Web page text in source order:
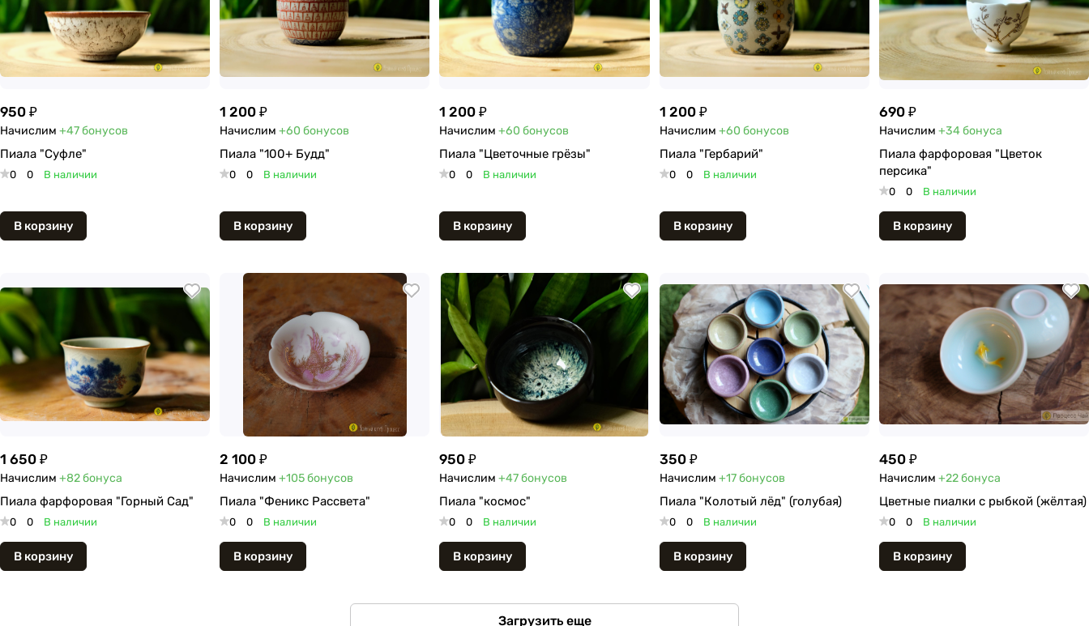
950 ₽
Начислим +47бонусов
Пиала "Суфле"
0 0 В наличии
В корзину
1 200 ₽
Начислим +60 бонусов
Пиала "100+ Будд"
0 0 В наличии
В корзину
1 200 ₽
Начислим +60 бонусов
Пиала "Цветочные грёзы"
0 0 В наличии
В корзину
1 200 ₽
Начислим +60 бонусов
Пиала "Гербарий"
0 0 В наличии
В корзину
690 ₽
Начислим +34бонуса
Пиала фарфоровая "Цветок
персика"
0 0 В наличии
В корзину
1 650 ₽
Начислим +82бонуса
Пиала фарфоровая "Горный Сад"
0 0 В наличии
В корзину
2 100 ₽
Начислим +105бонусов
Пиала "Феникс Рассвета"
0 0 В наличии
В корзину
950 ₽
Начислим +47бонусов
Пиала "космос"
0 0 В наличии
В корзину
350 ₽
Начислим +17 бонусов
Пиала "Колотый лёд" (голубая)
0 0 В наличии
В корзину
450 ₽
Начислим +22бонуса
Цветные пиалки с рыбкой (жёлтая)
0 0 В наличии
В корзину
Загрузить еще